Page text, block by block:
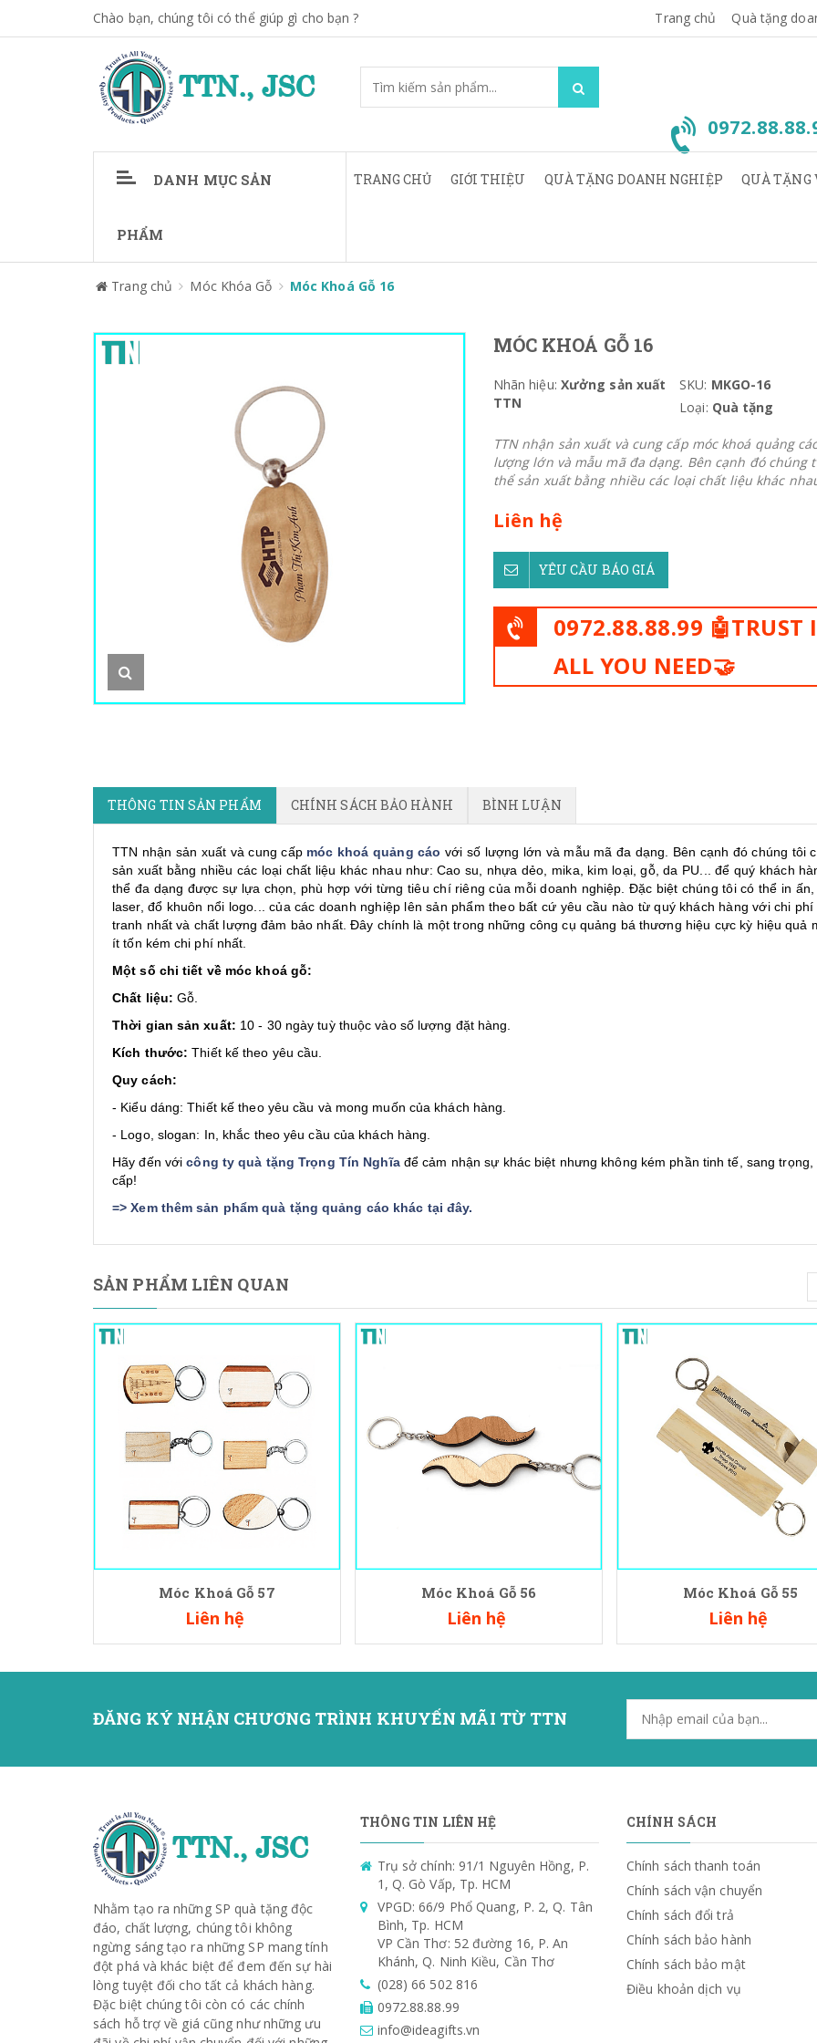
Chào bạn, chúng tôi có thể giúp gì cho bạn ? Trang chủ Quà tặng
DANH MỤC SẢN
PHẨM
TRANG CHỦ GIỚI THIỆU QUÀ TẶNG DOANH NGHIỆP QUÀ TẶNG
Trang chủ Móc Khóa Gỗ Móc Khoá Gỗ 16
MÓC KHOÁ GỖ 16
Nhãn hiệu: Xưởng sản xuất
TTN
SKU: MKGO-16
Loại: Quà tặng
TTN nhận sản xuất và cung cấp móc khoá quảng
lượng lớn và mẫu mã đa dạng. Bên cạnh đó chúng
thể sản xuất bằng nhiều các loại chất liệu khác
Liên hệ
YÊU CẦU BÁO GIÁ
0972.88.88.99 🤖TRUST
ALL YOU NEED🤝
THÔNG TIN SẢN PHẨM CHÍNH SÁCH BẢO HÀNH BÌNH LUẬN
TTN nhận sản xuất và cung cấp móc khoá quảng cáo với số lượng lớn và mẫu mã đa dạng. Bên cạnh đó chúng tôi
sản xuất bằng nhiều các loại chất liệu khác nhau như: Cao su, nhựa dẻo, mika, kim loại, gỗ, da PU... để quý khách
thể đa dạng được sự lựa chọn, phù hợp với từng tiêu chí riêng của mỗi doanh nghiệp. Đặc biệt chúng tôi có thể in ấn,
laser, đổ khuôn nổi logo... của các doanh nghiệp lên sản phẩm theo bất cứ yêu cầu nào từ quý khách hàng với chi phí
tranh nhất và chất lượng đảm bảo nhất. Đây chính là một trong những công cụ quảng bá thương hiệu cực kỳ hiệu quả
ít tốn kém chi phí nhất.
Một số chi tiết về móc khoá gỗ:
Chất liệu: Gỗ.
Thời gian sản xuất: 10 - 30 ngày tuỳ thuộc vào số lượng đặt hàng.
Kích thước: Thiết kế theo yêu cầu.
Quy cách:
- Kiểu dáng: Thiết kế theo yêu cầu và mong muốn của khách hàng.
- Logo, slogan: In, khắc theo yêu cầu của khách hàng.
Hãy đến vớicông ty quà tặng Trọng Tín Nghĩađể cảm nhận sự khác biệt nhưng không kém phần tinh tế, sang trọng,
cấp!
=>Xem thêm sản phẩm quà tặng quảng cáo khác tại đây.
SẢN PHẨM LIÊN QUAN
Móc Khoá Gỗ 57
Liên hệ
Móc Khoá Gỗ 56
Liên hệ
Móc Khoá Gỗ 55
Liên hệ
ĐĂNG KÝ NHẬN CHƯƠNG TRÌNH KHUYẾN MÃI TỪ TTN
Nhằm tạo ra những SP quà tặng độc
đáo, chất lượng, chúng tôi không
ngừng sáng tạo ra những SP mang tính
đột phá và khác biệt để đem đến sự hài
lòng tuyệt đối cho tất cả khách hàng.
Đặc biệt chúng tôi còn có các chính
sách hỗ trợ về giá cũng như những ưu
THÔNG TIN LIÊN HỆ
Trụ sở chính: 91/1 Nguyên Hồng, P.
1, Q. Gò Vấp, Tp. HCM
VPGD: 66/9 Phổ Quang, P. 2, Q. Tân
Bình, Tp. HCM
VP Cần Thơ: 52 đường 16, P. An
Khánh, Q. Ninh Kiều, Cần Thơ
(028) 66 502 816
0972.88.88.99
info@ideagifts.vn
CHÍNH SÁCH
Chính sách thanh toán
Chính sách vận chuyển
Chính sách đổi trả
Chính sách bảo hành
Chính sách bảo mật
Điều khoản dịch vụ